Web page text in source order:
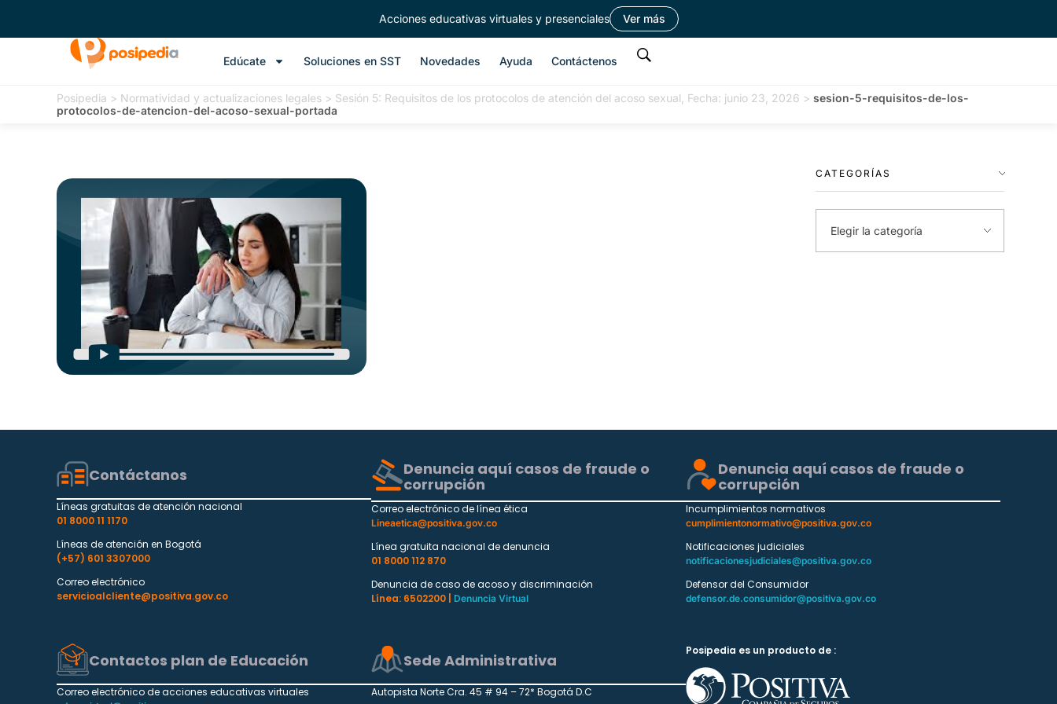
Acciones educativas virtuales y presenciales Ver más
Edúcate Soluciones en SST Novedades Ayuda Contáctenos
Posipedia > Normatividad y actualizaciones legales > Sesión 5: Requisitos de los protocolos de atención del acoso sexual, Fecha: junio 23, 2026 > sesion-5-requisitos-de-los-
protocolos-de-atencion-del-acoso-sexual-portada
CATEGORÍAS
Contáctanos
Líneas gratuitas de atención nacional
01 8000 11 1170
Líneas de atención en Bogotá
(+57) 601 3307000
Correo electrónico
servicioalcliente@positiva.gov.co
Denuncia aquí casos de fraude o
corrupción
Correo electrónico de línea ética
Lineaetica@positiva.gov.co
Línea gratuita nacional de denuncia
01 8000 112 870
Denuncia de caso de acoso y discriminación
Línea: 6502200 |
Denuncia Virtual
Denuncia aquí casos de fraude o
corrupción
Incumplimientos normativos
cumplimientonormativo@positiva.gov.co
Notificaciones judiciales
notificacionesjudiciales@positiva.gov.co
Defensor del Consumidor
defensor.de.consumidor@positiva.gov.co
Contactos plan de Educación
Correo electrónico de acciones educativas virtuales
Sede Administrativa
Autopista Norte Cra. 45 # 94 – 72* Bogotá D.C
Posipedia es un producto de :